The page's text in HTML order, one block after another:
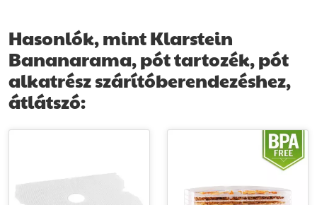
Hasonlók, mint Klarstein
Bananarama, pót tartozék, pót
alkatrész szárítóberendezéshez,
átlátszó: